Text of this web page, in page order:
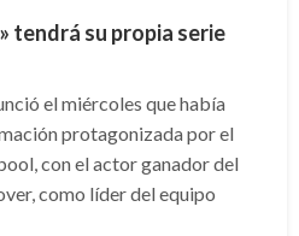
tendrá su propia serie
el miércoles que había
protagonizada por el
con el actor ganador del
como líder del equipo